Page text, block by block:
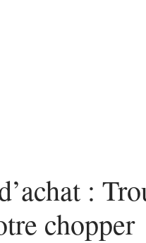
:
chopper